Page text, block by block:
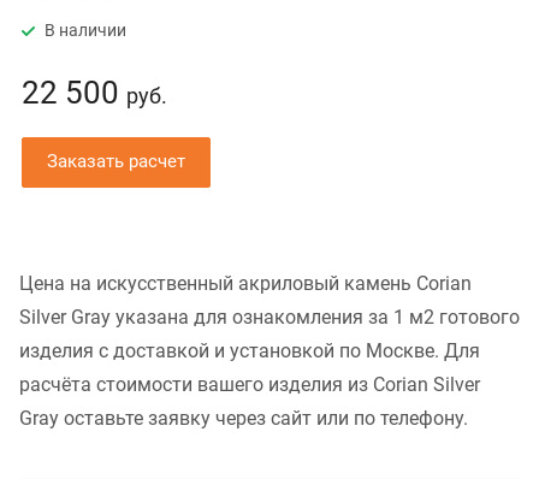
В наличии
22 500 руб.
Заказать расчет
Цена на искусственный акриловый камень Corian
Silver Gray указана для ознакомления за 1 м2 готового
изделия с доставкой и установкой по Москве. Для
расчёта стоимости вашего изделия из Corian Silver
Gray оставьте заявку через сайт или по телефону.